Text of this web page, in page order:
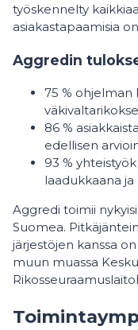
työskennelty
asiakastapaamisia
Aggredin
75 %
86 %
edellisen
93 %
laadukkaana
Aggredi toimii
Suomea.
järjestöjen kanssa
muun muassa